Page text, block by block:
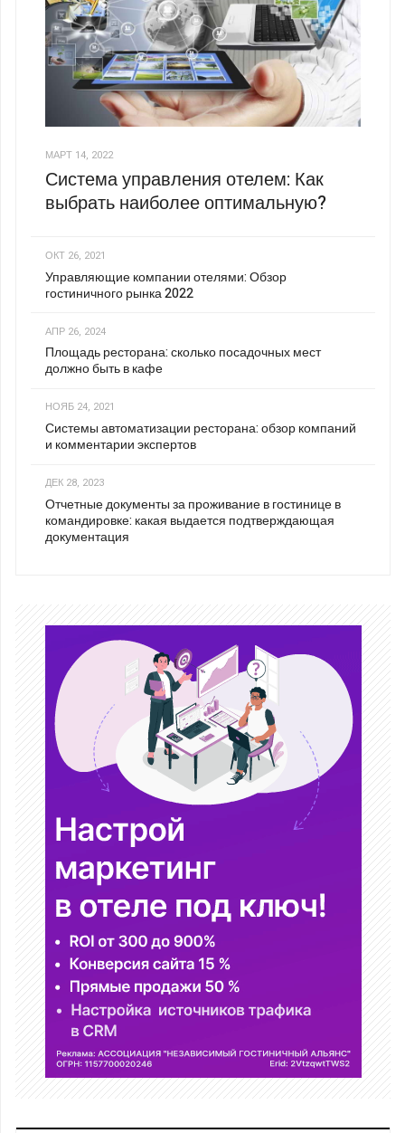
МАРТ 14, 2022
Система управления отелем: Как
выбрать наиболее оптимальную?
ОКТ 26, 2021
Управляющие компании отелями: Обзор
гостиничного рынка 2022
АПР 26, 2024
Площадь ресторана: сколько посадочных мест
должно быть в кафе
НОЯБ 24, 2021
Системы автоматизации ресторана: обзор компаний
и комментарии экспертов
ДЕК 28, 2023
Отчетные документы за проживание в гостинице в
командировке: какая выдается подтверждающая
документация